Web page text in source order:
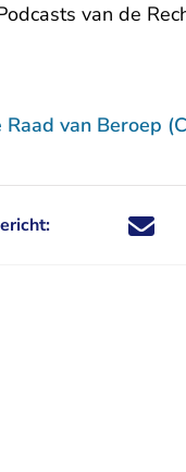
van de
van Beroep
Deel dit
Deel dit
Deel